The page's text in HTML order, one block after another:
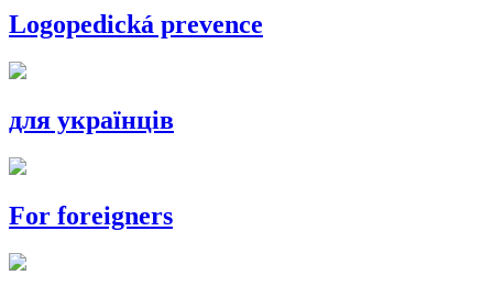
Logopedická prevence
для українців
For foreigners